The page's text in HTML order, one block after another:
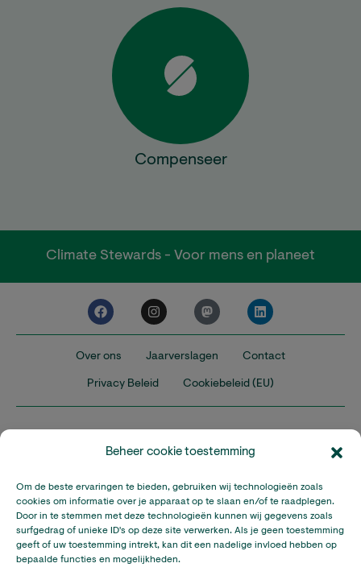
Beheer cookie toestemming
Om de beste ervaringen te bieden, gebruiken wij technologieën zoals
cookies om informatie over je apparaat op te slaan en/of te raadplegen.
Door in te stemmen met deze technologieën kunnen wij gegevens zoals
surfgedrag of unieke ID's op deze site verwerken. Als je geen toestemming
geeft of uw toestemming intrekt, kan dit een nadelige invloed hebben op
bepaalde functies en mogelijkheden.
Compenseer
Climate Stewards - Voor mens en planeet
Over ons Jaarverslagen Contact
Privacy Beleid Cookiebeleid (EU)
Nederland Verenigd Koninkrijk Verenigde Staten
Climate Stewards is onderdeel van Stichting A Rocha Nederland,
een geregistreerd goed doel in Nederland (RSIN: 815032924).